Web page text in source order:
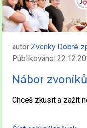
autor Zvonky Dobré
Publikováno:
Nábor
Chceš zkusit a zažít